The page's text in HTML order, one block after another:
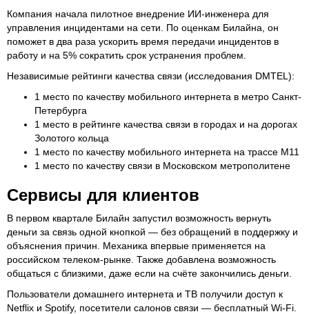
Компания начала пилотное внедрение ИИ-инженера для
управления инцидентами на сети. По оценкам Билайна, он
поможет в два раза ускорить время передачи инцидентов в
работу и на 5% сократить срок устранения проблем.
Независимые рейтинги качества связи (исследования DMTEL):
1 место по качеству мобильного интернета в метро Санкт-
Петербурга
1 место в рейтинге качества связи в городах и на дорогах
Золотого кольца
1 место по качеству мобильного интернета на трассе М11
1 место по качеству связи в Московском метрополитене
Сервисы для клиентов
В первом квартале Билайн запустил возможность вернуть
деньги за связь одной кнопкой — без обращений в поддержку и
объяснения причин. Механика впервые применяется на
российском телеком-рынке. Также добавлена возможность
общаться с близкими, даже если на счёте закончились деньги.
Пользователи домашнего интернета и ТВ получили доступ к
Netflix и Spotify, посетители салонов связи — бесплатный Wi-Fi.